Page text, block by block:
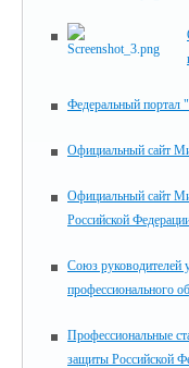
Федеральный портал
Официальный сайт
Официальный сайт
Российской
Союз руководителей
профессионального
Профессиональные
защиты Российской